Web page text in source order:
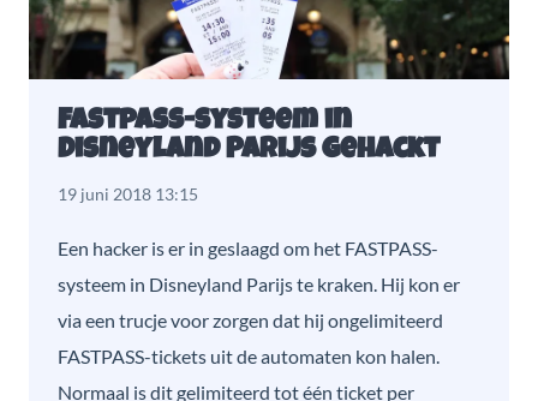
Fastpass-systeem in
Disneyland Parijs gehackt
19 juni 2018 13:15
Een hacker is er in geslaagd om het FASTPASS-
systeem in Disneyland Parijs te kraken. Hij kon er
via een trucje voor zorgen dat hij ongelimiteerd
FASTPASS-tickets uit de automaten kon halen.
Normaal is dit gelimiteerd tot één ticket per